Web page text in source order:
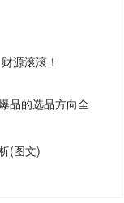
源滚滚！
品的选品方向全
(图文)